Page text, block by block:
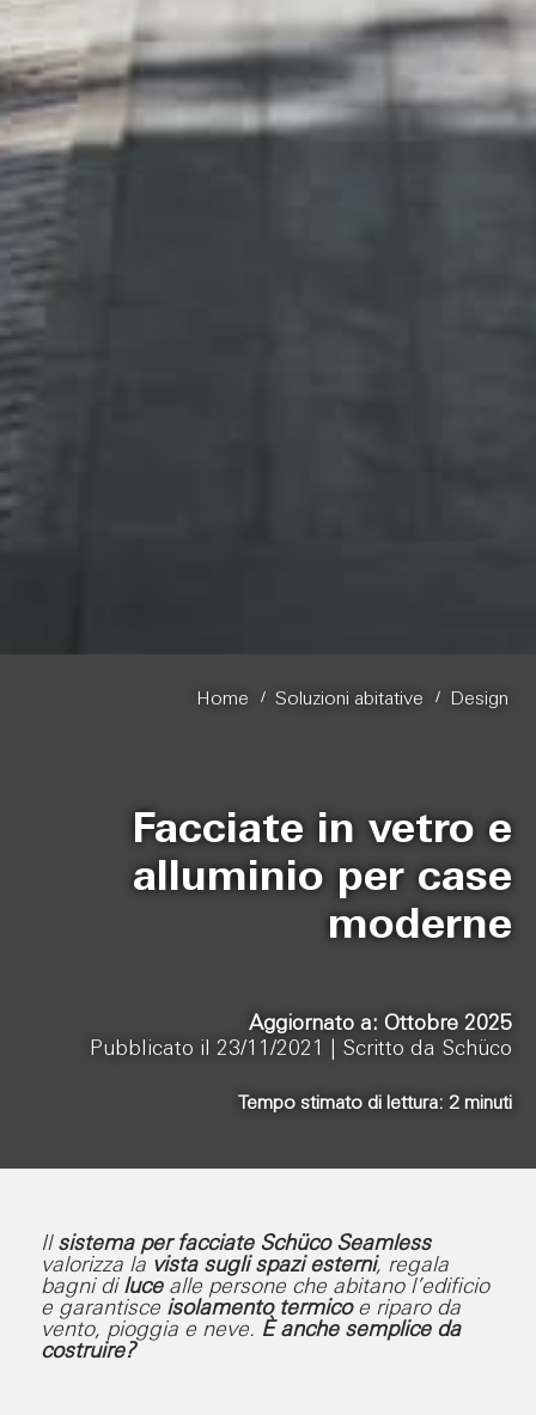
Home / Soluzioni abitative / Design
Facciate in vetro e
alluminio per case
moderne
Aggiornato a: Ottobre 2025
Pubblicato il 23/11/2021 | Scritto da Schüco
Tempo stimato di lettura: 2 minuti
Il sistema per facciate Schüco Seamless
valorizza la vista sugli spazi esterni, regala
bagni di luce alle persone che abitano l’edificio
e garantisceisolamento termicoe riparo da
vento, pioggia e neve. È anche semplice da
costruire?